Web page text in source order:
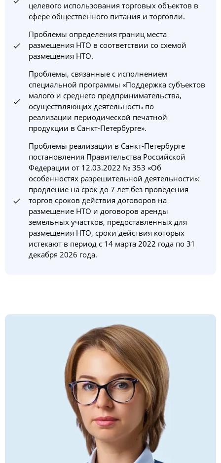
целевого использования торговых объектов в
сфере общественного питания и торговли.
Проблемы определения границ места
размещения НТО в соответствии со схемой
размещения НТО.
Проблемы, связанные с исполнением
специальной программы «Поддержка субъектов
малого и среднего предпринимательства,
осуществляющих деятельность по
реализации периодической печатной
продукции в Санкт-Петербурге».
Проблемы реализации в Санкт-Петербурге
постановления Правительства Российской
Федерации от 12.03.2022 № 353 «Об
особенностях разрешительной деятельности»:
продление на срок до 7 лет без проведения
торгов сроков действия договоров на
размещение НТО и договоров аренды
земельных участков, предоставленных для
размещения НТО, сроки действия которых
истекают в период с 14 марта 2022 года по 31
декабря 2026 года.